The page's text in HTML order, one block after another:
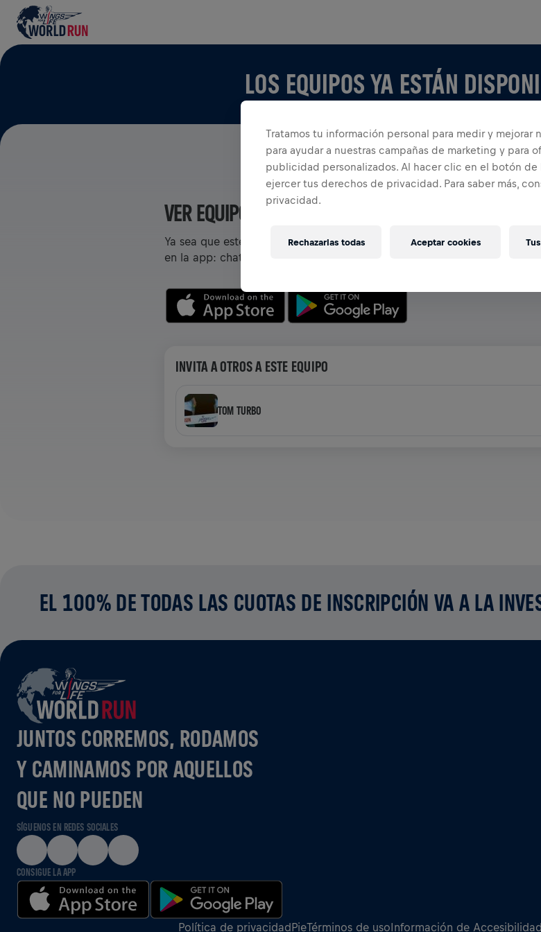
LOS EQUIPOS YA ESTÁN
VER EQUIPOS EN LA APP
Ya sea que estés en un equipo o creando el tuyo, explora todo sobre
en la app: chatea, rastrea tu tabla de clasificación y celebra con todos.
INVITA A OTROS A ESTE EQUIPO
TOM TURBO
EL 100% DE TODAS LAS CUOTAS DE INSCRIPCIÓN VA A LA
JUNTOS CORREMOS, RODAMOS
Y CAMINAMOS POR AQUELLOS
QUE NO PUEDEN
SÍGUENOS EN REDES SOCIALES
CONSIGUE LA APP
Política de privacidadPieTérminos de usoInformación de Accesibilidad
Tratamos tu información personal para medir y mejorar
para ayudar a nuestras campañas de marketing y para
publicidad personalizados. Al hacer clic en el botón de
ejercer tus derechos de privacidad. Para saber más,
privacidad.
Rechazarlas todas Aceptar cookies